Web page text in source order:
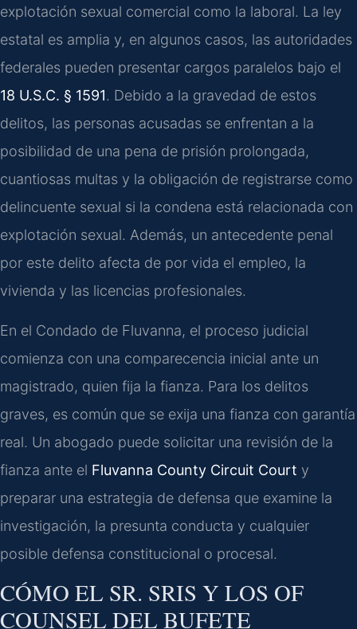
explotación sexual comercial como la laboral. La ley
estatal es amplia y, en algunos casos, las autoridades
federales pueden presentar cargos paralelos bajo el
18 U.S.C. § 1591. Debido a la gravedad de estos
delitos, las personas acusadas se enfrentan a la
posibilidad de una pena de prisión prolongada,
cuantiosas multas y la obligación de registrarse como
delincuente sexual si la condena está relacionada con
explotación sexual. Además, un antecedente penal
por este delito afecta de por vida el empleo, la
vivienda y las licencias profesionales.
En el Condado de Fluvanna, el proceso judicial
comienza con una comparecencia inicial ante un
magistrado, quien fija la fianza. Para los delitos
graves, es común que se exija una fianza con garantía
real. Un abogado puede solicitar una revisión de la
fianza ante el Fluvanna County Circuit Court y
preparar una estrategia de defensa que examine la
investigación, la presunta conducta y cualquier
posible defensa constitucional o procesal.
CÓMO EL SR. SRIS Y LOS OF
COUNSEL DEL BUFETE